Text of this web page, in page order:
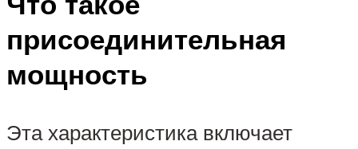
присоединительная
мощность
Эта характеристика включает